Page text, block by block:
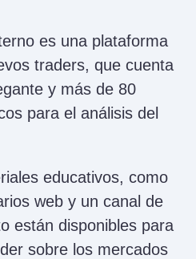
es una plataforma
traders, que cuenta
y más de 80
para el análisis del
educativos, como
web y un canal de
están disponibles para
sobre los mercados